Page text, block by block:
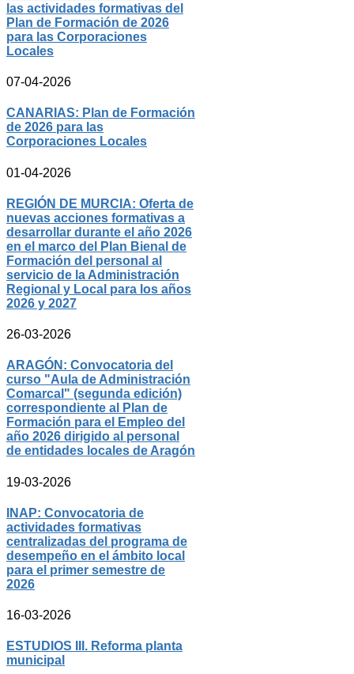
las actividades formativas del
Plan de Formación de 2026
para las Corporaciones
Locales
07-04-2026
CANARIAS: Plan de Formación
de 2026 para las
Corporaciones Locales
01-04-2026
REGIÓN DE MURCIA: Oferta de
nuevas acciones formativas a
desarrollar durante el año 2026
en el marco del Plan Bienal de
Formación del personal al
servicio de la Administración
Regional y Local para los años
2026 y 2027
26-03-2026
ARAGÓN: Convocatoria del
curso "Aula de Administración
Comarcal" (segunda edición)
correspondiente al Plan de
Formación para el Empleo del
año 2026 dirigido al personal
de entidades locales de Aragón
19-03-2026
INAP: Convocatoria de
actividades formativas
centralizadas del programa de
desempeño en el ámbito local
para el primer semestre de
2026
16-03-2026
ESTUDIOS III. Reforma planta
municipal